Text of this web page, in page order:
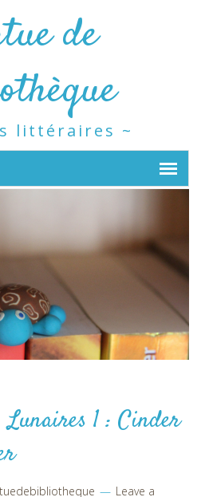
de
littéraires ~
Lunaires 1 : Cinder
Leave a